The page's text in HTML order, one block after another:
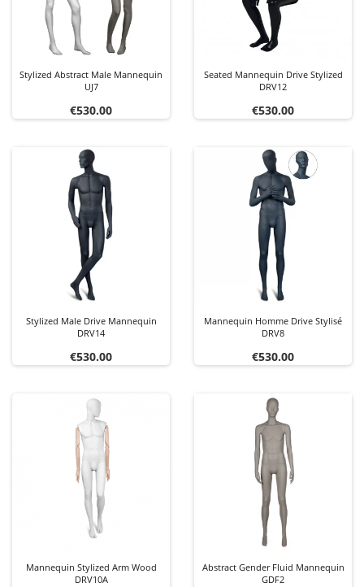
Stylized Abstract Male Mannequin
UJ7
Price
€530.00
Seated Mannequin Drive Stylized
DRV12
Price
€530.00
Stylized Male Drive Mannequin
DRV14
Price
€530.00
Mannequin Homme Drive Stylisé
DRV8
Price
€530.00
Mannequin Stylized Arm Wood
DRV10A
Abstract Gender Fluid Mannequin
GDF2